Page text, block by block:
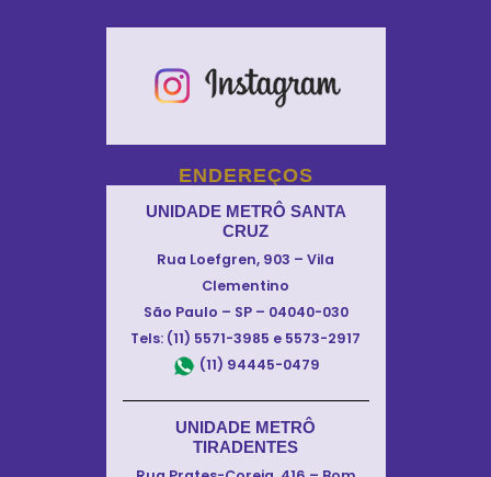
ENDEREÇOS
UNIDADE METRÔ SANTA
CRUZ
Rua Loefgren, 903 – Vila
Clementino
São Paulo – SP – 04040-030
Tels: (11) 5571-3985 e 5573-2917
(11) 94445-0479
UNIDADE METRÔ
TIRADENTES